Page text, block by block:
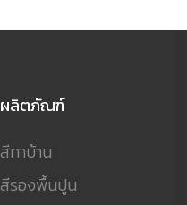
ผลิตภัณฑ์
สีทาบ้าน
สีรองพื้นปูน